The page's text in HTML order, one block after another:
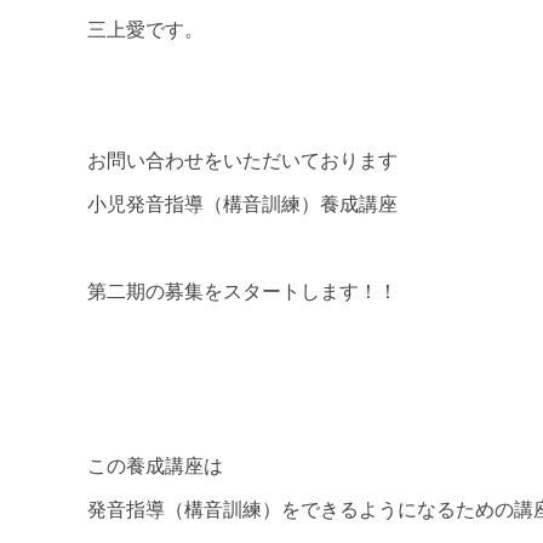
三上愛です。
お問い合わせをいただいております
小児発音指導（構音訓練）養成講座
第二期の募集をスタートします！！
この養成講座は
発音指導（構音訓練）をできるようになるための講